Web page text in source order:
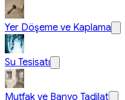
Yer Döşeme ve Kaplama
Su Tesisatı
Mutfak ve Banyo Tadilat